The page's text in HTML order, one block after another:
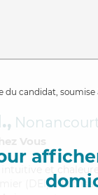
du candidat,
Vous
, intuitive et
(DEI).